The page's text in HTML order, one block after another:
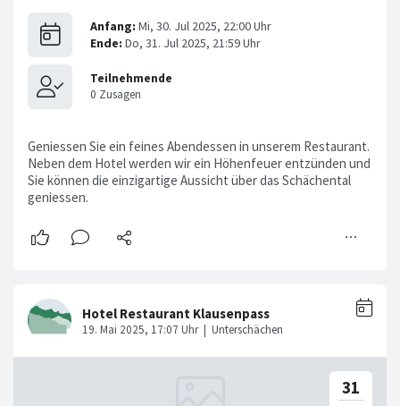
Geniessen Sie ein feines Abendessen in unserem Restaurant.
Neben dem Hotel werden wir ein Höhenfeuer entzünden und
Sie können die einzigartige Aussicht über das Schächental
geniessen.